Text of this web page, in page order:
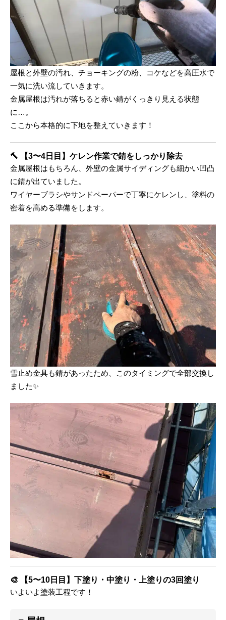
屋根と外壁の汚れ、チョーキングの粉、コケなどを高圧水で
一気に洗い流していきます。
金属屋根は汚れが落ちると赤い錆がくっきり見える状態
に…。
ここから本格的に下地を整えていきます！
🔨 【3〜4日目】ケレン作業で錆をしっかり除去
金属屋根はもちろん、外壁の金属サイディングも細かい凹凸
に錆が出ていました。
ワイヤーブラシやサンドペーパーで丁寧にケレンし、塗料の
密着を高める準備をします。
雪止め金具も錆があったため、このタイミングで全部交換し
ました✨
🎨 【5〜10日目】下塗り・中塗り・上塗りの3回塗り
いよいよ塗装工程です！